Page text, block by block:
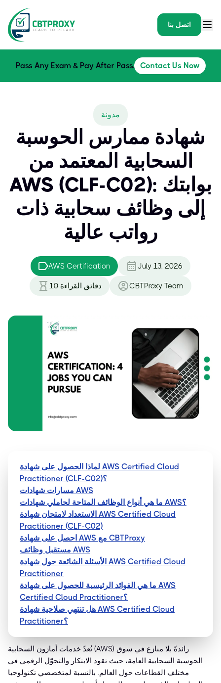
اتصل بنا
Pass Any Exam & Pay After Pass. Contact Us Now
مدونة
شهادة ممارس الحوسبة
السحابية المعتمد من
AWS (CLF-C02): بوابتك
إلى وظائف سحابية ذات
رواتب عالية
AWS Certification July 13, 2026
10 دقائق القراءة CBTProxy Team
لماذا الحصول على شهادة AWS Certified Cloud
Practitioner (CLF-C02)؟
مسارات شهادات AWS
ما هي أنواع الوظائف المتاحة لحاملي شهادات AWS؟
الاستعداد لامتحان شهادة AWS Certified Cloud
Practitioner (CLF-C02)
احصل على شهادة AWS مع CBTProxy
مستقبل وظائف AWS
الأسئلة الشائعة حول شهادة AWS Certified Cloud
Practitioner
ما هي الفوائد الرئيسية للحصول على شهادة AWS
Certified Cloud Practitioner؟
هل تنتهي صلاحية شهادة AWS Certified Cloud
Practitioner؟
تُعدّ خدمات أمازون السحابية (AWS) رائدةً بلا منازع في سوق
الحوسبة السحابية العامة، حيث تقود الابتكار والتحوّل الرقمي في
مختلف القطاعات حول العالم. بالنسبة لمتخصصي تكنولوجيا